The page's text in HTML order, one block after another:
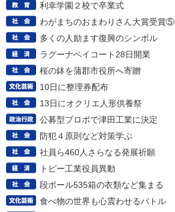
利幸学園２校で卒業式
わがまちのおまわりさん大賞受賞⑤
多くの人励ます復興のシンボル
ラグーナベイコート28日開業
桜の鉢を蒲郡市役所へ寄贈
10日に整理券配布
13日にオクリエ人形供養祭
公募型プロポで津田工業に決定
防犯４原則など対策学ぶ
社員ら460人さらなる発展祈願
トピー工業役員異動
段ボール535箱の衣類など集まる
食べ物の世界も心震わせるバトル